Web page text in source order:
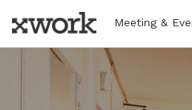
Meeting &